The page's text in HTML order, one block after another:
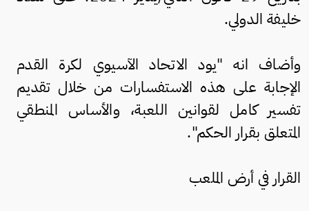
خليفة الدولي.
وأضاف انه "يود الاتحاد الآسيوي لكرة القدم
الإجابة على هذه الاستفسارات من خلال تقديم
تفسير كامل لقوانين اللعبة، والأساس المنطقي
المتعلق بقرار الحكم".
القرار في أرض الملعب